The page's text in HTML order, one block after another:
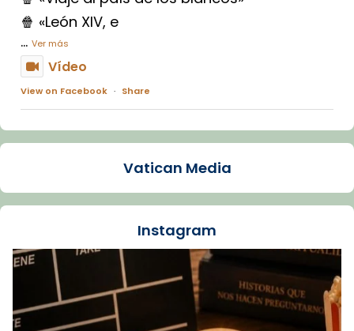
🍿 «León XIV, e
... Ver más
Vídeo
View on Facebook · Share
Arquebisbat de Barcelona
La Carmina va patir depressió. Fa gairebé
dos mesos, a l'Estadi Lluís Companys, la
Recupera l'entrevista comp
Vatican
tican News 👇
www.vaticannews.va/es/iglesia/news/2026-
Vatican Media
Instagram